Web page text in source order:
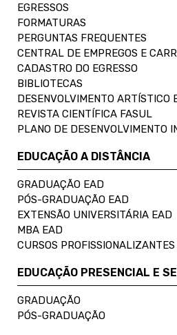
EGRESSOS
FORMATURAS
PERGUNTAS FREQUENTES
CENTRAL DE EMPREGOS E
CADASTRO DO EGRESSO
BIBLIOTECAS
DESENVOLVIMENTO ARTÍSTICO
REVISTA CIENTÍFICA FASUL
PLANO DE DESENVOLVIMENTO
EDUCAÇÃO A DISTÂNCIA
GRADUAÇÃO EAD
PÓS-GRADUAÇÃO EAD
EXTENSÃO UNIVERSITÁRIA EAD
MBA EAD
CURSOS
EDUCAÇÃO PRESENCIAL E
GRADUAÇÃO
PÓS-GRADUAÇÃO